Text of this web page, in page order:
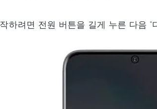
하려면 전원 버튼을 길게 누른 다음 "